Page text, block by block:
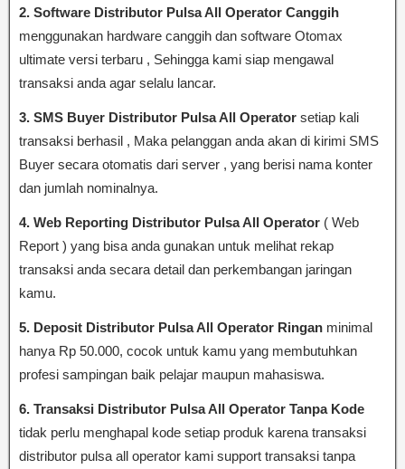
2. Software Distributor Pulsa All Operator Canggih
menggunakan hardware canggih dan software Otomax
ultimate versi terbaru , Sehingga kami siap mengawal
transaksi anda agar selalu lancar.
3. SMS Buyer Distributor Pulsa All Operator setiap kali
transaksi berhasil , Maka pelanggan anda akan di kirimi SMS
Buyer secara otomatis dari server , yang berisi nama konter
dan jumlah nominalnya.
4. Web Reporting Distributor Pulsa All Operator ( Web
Report ) yang bisa anda gunakan untuk melihat rekap
transaksi anda secara detail dan perkembangan jaringan
kamu.
5. Deposit Distributor Pulsa All Operator Ringan minimal
hanya Rp 50.000, cocok untuk kamu yang membutuhkan
profesi sampingan baik pelajar maupun mahasiswa.
6. Transaksi Distributor Pulsa All Operator Tanpa Kode
tidak perlu menghapal kode setiap produk karena transaksi
distributor pulsa all operator kami support transaksi tanpa